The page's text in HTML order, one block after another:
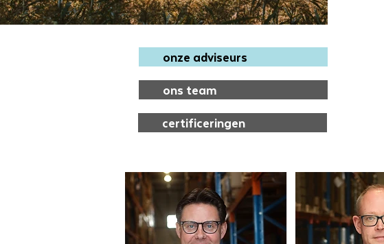
onze adviseurs
ons team
certificeringen